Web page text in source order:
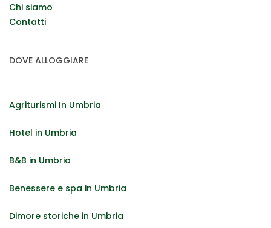
Chi siamo
Contatti
DOVE ALLOGGIARE
Agriturismi In Umbria
Hotel in Umbria
B&B in Umbria
Benessere e spa in Umbria
Dimore storiche in Umbria